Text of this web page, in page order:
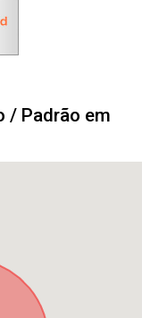
/ Padrão em